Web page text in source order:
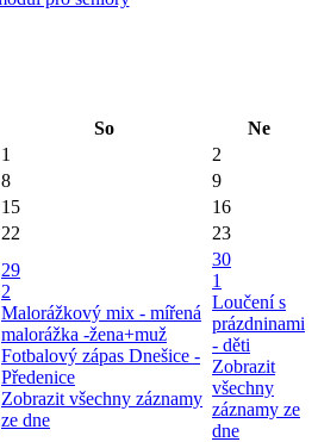
So
Ne
1
2
8
9
15
16
22 23
29
2
Malorážkový mix - mířená
malorážka -žena+muž
Fotbalový zápas Dnešice -
Předenice
Zobrazit všechny záznamy
ze dne
30
1
Loučení s
prázdninami
- děti
Zobrazit
všechny
záznamy ze
dne